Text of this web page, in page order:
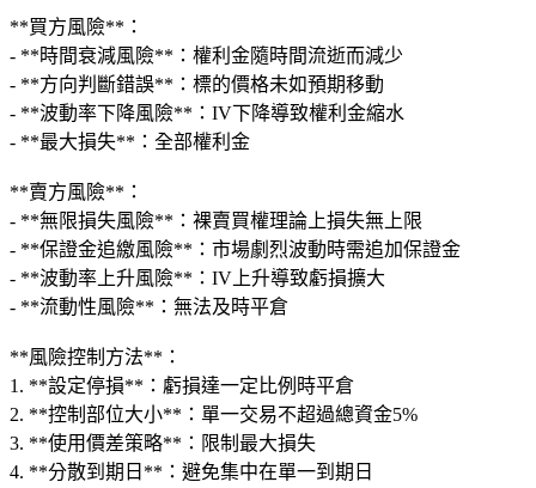
**買方風險**：
- **時間衰減風險**：權利金隨時間流逝而減少
- **方向判斷錯誤**：標的價格未如預期移動
- **波動率下降風險**：IV下降導致權利金縮水
- **最大損失**：全部權利金
**賣方風險**：
- **無限損失風險**：裸賣買權理論上損失無上限
- **保證金追繳風險**：市場劇烈波動時需追加保證金
- **波動率上升風險**：IV上升導致虧損擴大
- **流動性風險**：無法及時平倉
**風險控制方法**：
1. **設定停損**：虧損達一定比例時平倉
2. **控制部位大小**：單一交易不超過總資金5%
3. **使用價差策略**：限制最大損失
4. **分散到期日**：避免集中在單一到期日